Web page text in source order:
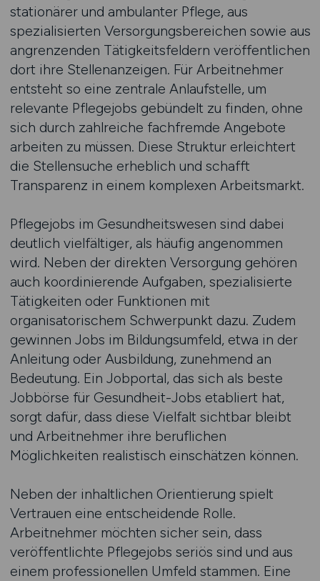
stationärer und ambulanter Pflege, aus
spezialisierten Versorgungsbereichen sowie aus
angrenzenden Tätigkeitsfeldern veröffentlichen
dort ihre Stellenanzeigen. Für Arbeitnehmer
entsteht so eine zentrale Anlaufstelle, um
relevante Pflegejobs gebündelt zu finden, ohne
sich durch zahlreiche fachfremde Angebote
arbeiten zu müssen. Diese Struktur erleichtert
die Stellensuche erheblich und schafft
Transparenz in einem komplexen Arbeitsmarkt.
Pflegejobs im Gesundheitswesen sind dabei
deutlich vielfältiger, als häufig angenommen
wird. Neben der direkten Versorgung gehören
auch koordinierende Aufgaben, spezialisierte
Tätigkeiten oder Funktionen mit
organisatorischem Schwerpunkt dazu. Zudem
gewinnen Jobs im Bildungsumfeld, etwa in der
Anleitung oder Ausbildung, zunehmend an
Bedeutung. Ein Jobportal, das sich als beste
Jobbörse für Gesundheit-Jobs etabliert hat,
sorgt dafür, dass diese Vielfalt sichtbar bleibt
und Arbeitnehmer ihre beruflichen
Möglichkeiten realistisch einschätzen können.
Neben der inhaltlichen Orientierung spielt
Vertrauen eine entscheidende Rolle.
Arbeitnehmer möchten sicher sein, dass
veröffentlichte Pflegejobs seriös sind und aus
einem professionellen Umfeld stammen. Eine